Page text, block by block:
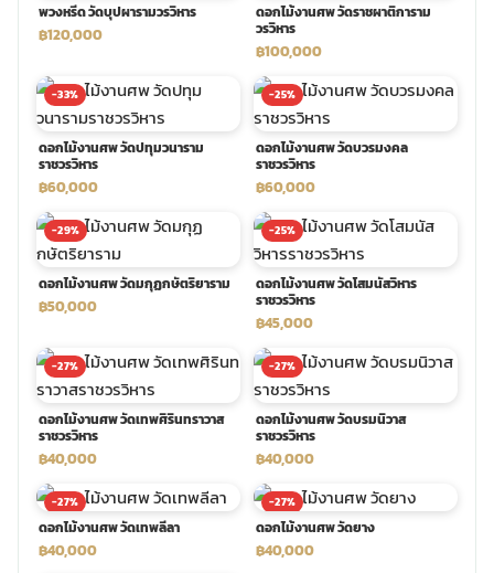
พวงหรีด วัดบุปผารามวรวิหาร
฿120,000
ดอกไม้งานศพ วัดราชผาติการาม
วรวิหาร
฿100,000
-33%
ดอกไม้งานศพ วัดปทุมวนาราม
ราชวรวิหาร
฿60,000
-25%
ดอกไม้งานศพ วัดบวรมงคล
ราชวรวิหาร
฿60,000
-29%
ดอกไม้งานศพ วัดมกุฏกษัตริยาราม
฿50,000
-25%
ดอกไม้งานศพ วัดโสมนัสวิหาร
ราชวรวิหาร
฿45,000
-27%
ดอกไม้งานศพ วัดเทพศิรินทราวาส
ราชวรวิหาร
฿40,000
-27%
ดอกไม้งานศพ วัดบรมนิวาส
ราชวรวิหาร
฿40,000
-27%
ดอกไม้งานศพ วัดเทพลีลา
฿40,000
-27%
ดอกไม้งานศพ วัดยาง
฿40,000